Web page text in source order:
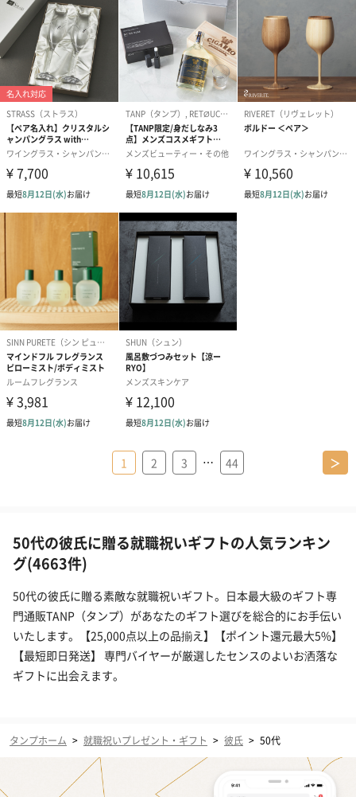
1 2 3 … 44 ＞
50代の彼氏に贈る就職祝いギフトの人気ランキン
グ(4663件)
50代の彼氏に贈る素敵な就職祝いギフト。日本最大級のギフト専
門通販TANP（タンプ）があなたのギフト選びを総合的にお手伝い
いたします。【25,000点以上の品揃え】【ポイント還元最大5%】
【最短即日発送】 専門バイヤーが厳選したセンスのよいお洒落な
ギフトに出会えます。
タンプホーム > 就職祝いプレゼント・ギフト > 彼氏 > 50代